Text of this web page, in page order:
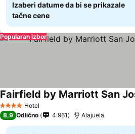
Izaberi datume da bi se prikazale
tačne cene
Popularan izbor
4 ZvezdiceHotel
Fairfield by Marriott San
8,9 Odlično 4.961 Alajuela